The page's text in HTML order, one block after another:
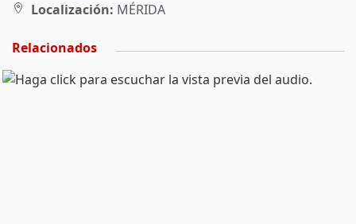
Localización: MÉRIDA
Relacionados